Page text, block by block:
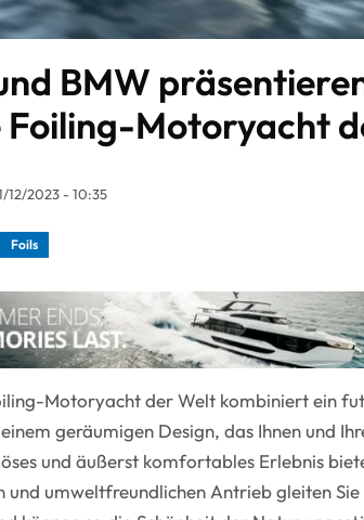
BMW
Motoryacht
12/2023 - 10:35
Foils
Motoryacht der Welt kombiniert ein
geräumigen Design, das Ihnen und
und äußerst komfortables Erlebnis
und umweltfreundlichen Antrieb gleiten